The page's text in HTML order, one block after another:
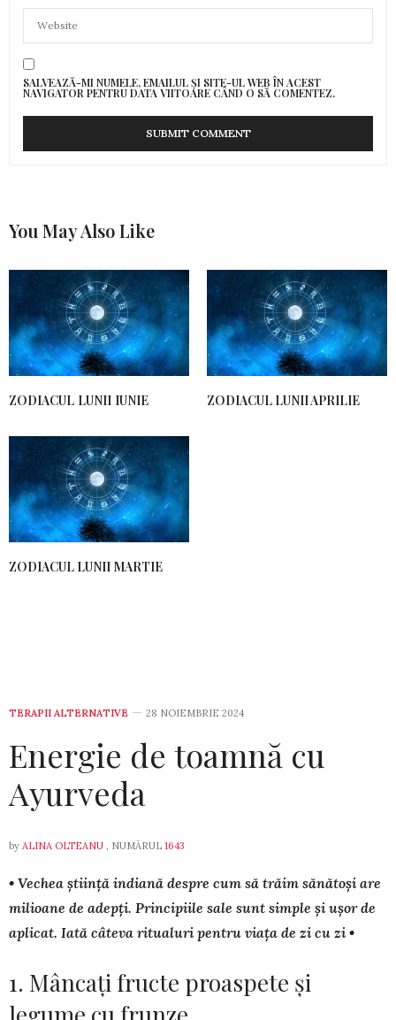
SALVEAZĂ-MI NUMELE, EMAILUL ȘI SITE-UL WEB ÎN ACEST
NAVIGATOR PENTRU DATA VIITOARE CÂND O SĂ COMENTEZ.
You May Also Like
ZODIACUL LUNII IUNIE ZODIACUL LUNII APRILIE
ZODIACUL LUNII MARTIE
TERAPII ALTERNATIVE 28 NOIEMBRIE 2024
Energie de toamnă cu
Ayurveda
by ALINA OLTEANU , NUMĂRUL 1643
• Vechea știință indiană despre cum să trăim sănătoși are
milioane de adepți. Principiile sale sunt simple și ușor de
aplicat. Iată câteva ritualuri pentru viața de zi cu zi •
1. Mâncați fructe proaspete și